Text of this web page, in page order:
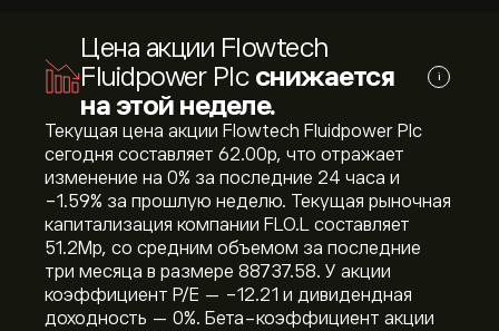
Цена акции Flowtech
Fluidpower Plc снижается
на этой неделе.
i
Текущая цена акции Flowtech Fluidpower Plc
сегодня составляет 62.00‎p‎, что отражает
изменение на ‎0‎% за последние 24 часа и
‎-1.59‎% за прошлую неделю. Текущая рыночная
капитализация компании FLO.L составляет
51.2M‎p‎, со средним объемом за последние
три месяца в размере 88737.58. У акции
коэффициент P/E — -12.21 и дивидендная
доходность — 0%. Бета-коэффициент акции